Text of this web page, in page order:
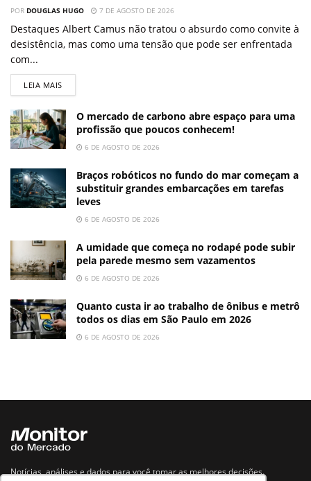
POR DOUGLAS HUGO 7 DE AGOSTO DE 2026
Destaques Albert Camus não tratou o absurdo como convite à
desistência, mas como uma tensão que pode ser enfrentada
com...
LEIA MAIS
O mercado de carbono abre espaço para uma
profissão que poucos conhecem!
6 DE AGOSTO DE 2026
Braços robóticos no fundo do mar começam a
substituir grandes embarcações em tarefas
leves
6 DE AGOSTO DE 2026
A umidade que começa no rodapé pode subir
pela parede mesmo sem vazamentos
6 DE AGOSTO DE 2026
Quanto custa ir ao trabalho de ônibus e metrô
todos os dias em São Paulo em 2026
6 DE AGOSTO DE 2026
Notícias, análises e dados para você tomar as melhores decisões.